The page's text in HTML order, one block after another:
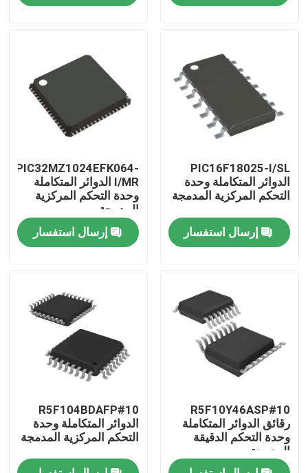
منتجات
أشرطة فيديو
معلومات عنا
جولة في المعمل
اتصل بنا
اطلب اقتباس
رقائق الدوائر المتكاملة
ذاكرة فلاش IC رقاقة
PIC16F18025-I/SL
الدوائر المتكاملة وحدة
التحكم المركزية المدمجة
إرسال استفسار
PIC32MZ1024EFK064-
I/MR الدوائر المتكاملة
وحدة التحكم المركزية
المدمجة
إرسال استفسار
R5F10Y46ASP#10
رقائق الدوائر المتكاملة
وحدة التحكم الدقيقة
المدمجة
R5F104BDAFP#10
الدوائر المتكاملة وحدة
التحكم المركزية المدمجة